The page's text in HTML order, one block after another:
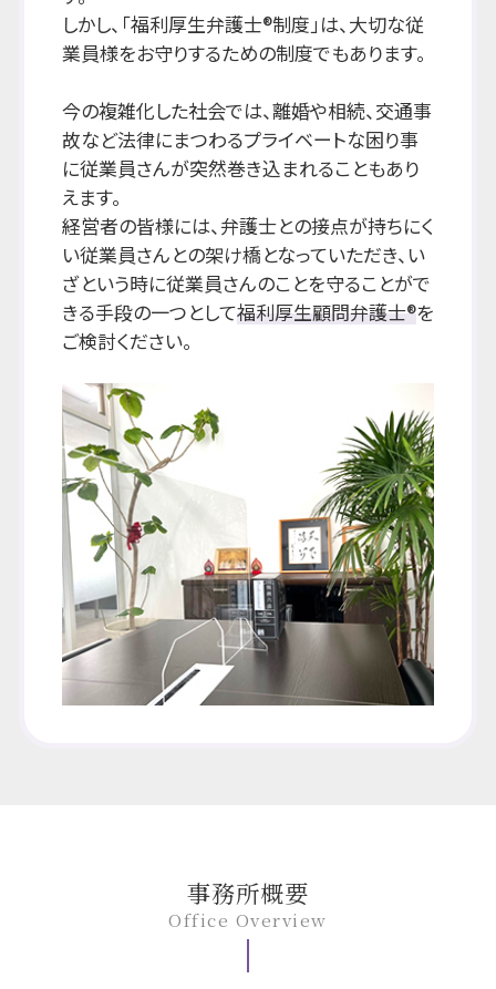
しかし、「福利厚生弁護士®制度」は、大切な従
業員様をお守りするための制度でもあります。
今の複雑化した社会では、離婚や相続、交通事
故など法律にまつわるプライベートな困り事
に従業員さんが突然巻き込まれることもあり
えます。
経営者の皆様には、弁護士との接点が持ちにく
い従業員さんとの架け橋となっていただき、い
ざという時に従業員さんのことを守ることがで
きる手段の一つとして福利厚生顧問弁護士®を
ご検討ください。
事務所概要
Office Overview